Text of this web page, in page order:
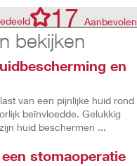
17 Aanbevolen
bekijken
en
van een pijnlijke huid rond
beïnvloedde. Gelukkig
huid beschermen ...
stomaoperatie